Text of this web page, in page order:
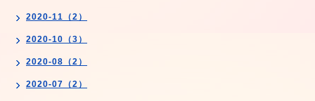
2020-11（2）
2020-10（3）
2020-08（2）
2020-07（2）